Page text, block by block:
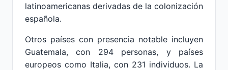
latinoamericanas derivadas de la colonización
española.
Otros países con presencia notable incluyen
Guatemala, con 294 personas, y países
europeos como Italia, con 231 individuos. La